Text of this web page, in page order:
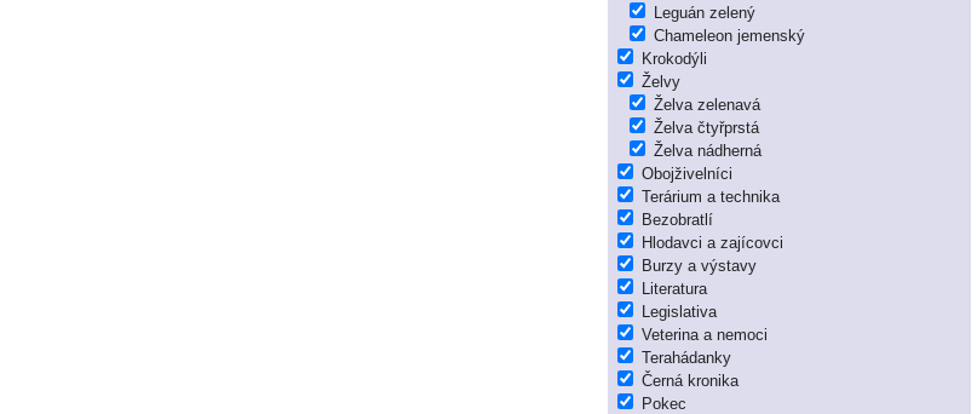
Leguán zelený
Chameleon jemenský
Krokodýli
Želvy
Želva zelenavá
Želva čtyřprstá
Želva nádherná
Obojživelníci
Terárium a technika
Bezobratlí
Hlodavci a zajícovci
Burzy a výstavy
Literatura
Legislativa
Veterina a nemoci
Terahádanky
Černá kronika
Pokec